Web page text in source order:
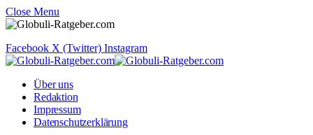
Close Menu
Facebook X (Twitter) Instagram
Über uns
Redaktion
Impressum
Datenschutzerklärung